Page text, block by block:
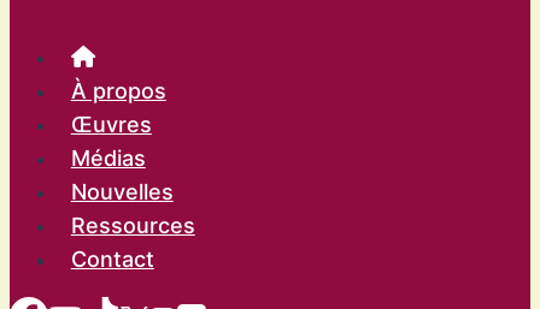
À propos
Œuvres
Médias
Nouvelles
Ressources
Contact